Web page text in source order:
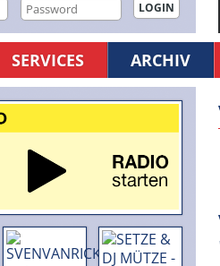
SERVICES ARCHIV